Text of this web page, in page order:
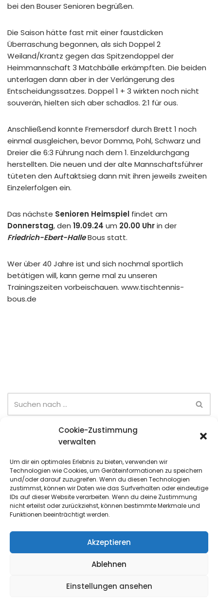
Cookie-Zustimmung
verwalten
Um dir ein optimales Erlebnis zu bieten, verwenden wir
Technologien wie Cookies, um Geräteinformationen zu speichern
und/oder darauf zuzugreifen. Wenn du diesen Technologien
zustimmst, können wir Daten wie das Surfverhalten oder eindeutige
IDs auf dieser Website verarbeiten. Wenn du deine Zustimmung
nicht erteilst oder zurückziehst, können bestimmte Merkmale und
Funktionen beeinträchtigt werden.
Akzeptieren
Ablehnen
Einstellungen ansehen
bei den Bouser Senioren begrüßen.
Die Saison hätte fast mit einer faustdicken
Überraschung begonnen, als sich Doppel 2
Weiland/Krantz gegen das Spitzendoppel der
Heimmannschaft 3 Matchbälle erkämpften. Die beiden
unterlagen dann aber in der Verlängerung des
Entscheidungssatzes. Doppel 1 + 3 wirkten noch nicht
souverän, hielten sich aber schadlos. 2:1 für ous.
Anschließend konnte Fremersdorf durch Brett 1 noch
einmal ausgleichen, bevor Domma, Pohl, Schwarz und
Dreier die 6:3 Führung nach dem 1. Einzeldurchgang
herstellten. Die neuen und der alte Mannschaftsführer
tüteten den Auftaktsieg dann mit ihren jeweils zweiten
Einzelerfolgen ein.
Das nächste Senioren Heimspiel findet am
Donnerstag, den 19.09.24 um 20.00 Uhrin der
Friedrich-Ebert-HalleBous statt.
Wer über 40 Jahre ist und sich nochmal sportlich
betätigen will, kann gerne mal zu unseren
Trainingszeiten vorbeischauen. www.tischtennis-
bous.de
Neueste Beiträge
Sommer-Team-Cup (6. Spieltag)
Sommer-Team-Cup (5. Spieltag)
Sommer-Team-Cup (4. Spieltag)
Sommer-Team-Cup (3. Spieltag)
Kontakt